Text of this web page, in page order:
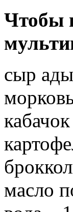
Чтобы
сыр
масло